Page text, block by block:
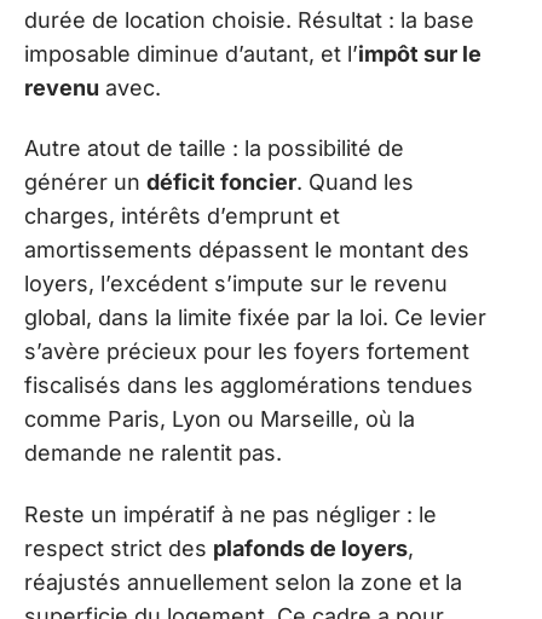
durée de location choisie. Résultat : la base
imposable diminue d’autant, et l’impôt sur le
revenu avec.
Autre atout de taille : la possibilité de
générer un déficit foncier. Quand les
charges, intérêts d’emprunt et
amortissements dépassent le montant des
loyers, l’excédent s’impute sur le revenu
global, dans la limite fixée par la loi. Ce levier
s’avère précieux pour les foyers fortement
fiscalisés dans les agglomérations tendues
comme Paris, Lyon ou Marseille, où la
demande ne ralentit pas.
Reste un impératif à ne pas négliger : le
respect strict des plafonds de loyers,
réajustés annuellement selon la zone et la